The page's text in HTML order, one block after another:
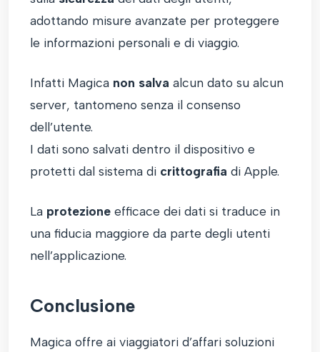
adottando misure avanzate per proteggere
le informazioni personali e di viaggio.
Infatti Magica non salva alcun dato su alcun
server, tantomeno senza il consenso
dell’utente.
I dati sono salvati dentro il dispositivo e
protetti dal sistema di crittografia di Apple.
La protezione efficace dei dati si traduce in
una fiducia maggiore da parte degli utenti
nell’applicazione.
Conclusione
Magica offre ai viaggiatori d’affari soluzioni